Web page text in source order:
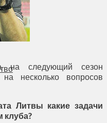
на следующий сезон
несколько вопросов
Литвы какие задачи
клуба?